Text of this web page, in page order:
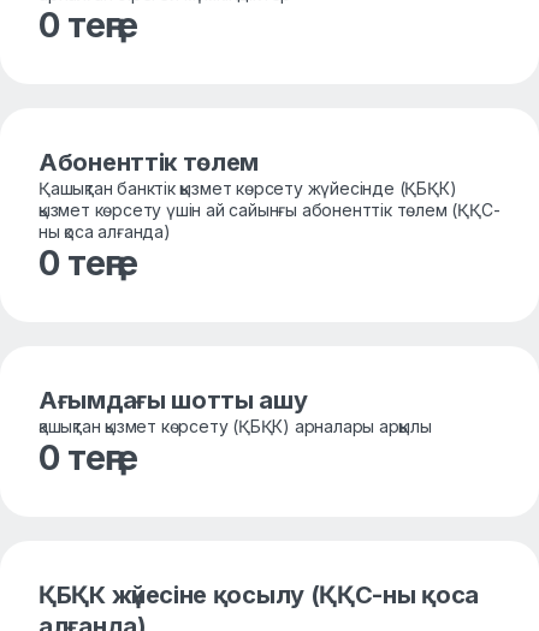
0 теңге
Абоненттік төлем
Қашықтан банктік қызмет көрсету жүйесінде (ҚБҚК)
қызмет көрсету үшін ай сайынғы абоненттік төлем (ҚҚС-
ны қоса алғанда)
0 теңге
Ағымдағы шотты ашу
қашықтан қызмет көрсету (ҚБҚК) арналары арқылы
0 теңге
ҚБҚК жүйесіне қосылу (ҚҚС-ны қоса